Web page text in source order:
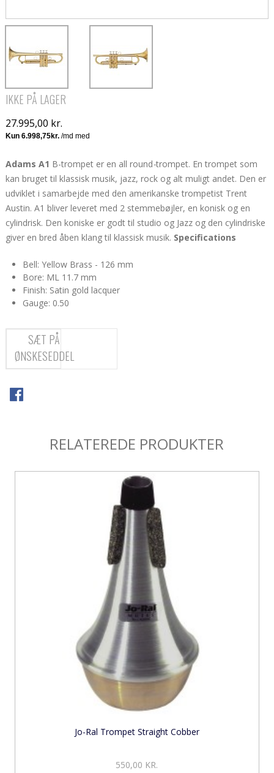
IKKE PÅ LAGER
27.995,00 kr.
Adams A1 B-trompet er en all round-trompet. En trompet som
kan bruget til klassisk musik, jazz, rock og alt muligt andet. Den er
udviklet i samarbejde med den amerikanske trompetist Trent
Austin. A1 bliver leveret med 2 stemmebøjler, en konisk og en
cylindrisk. Den koniske er godt til studio og Jazz og den cylindriske
giver en bred åben klang til klassisk musik. Specifications
Bell: Yellow Brass - 126 mm
Bore: ML 11.7 mm
Finish: Satin gold lacquer
Gauge: 0.50
SÆT PÅ
ØNSKESEDDEL
RELATEREDE PRODUKTER
Jo-Ral Trompet Straight Cobber
550,00 KR.